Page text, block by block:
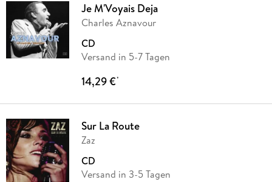
Je M'Voyais Deja
Charles Aznavour
CD
Versand in 5-7 Tagen
14,29 €*
Sur La Route
Zaz
CD
Versand in 3-5 Tagen